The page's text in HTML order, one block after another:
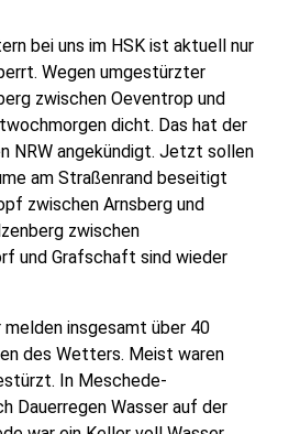
bei uns im HSK ist aktuell nur
Wegen umgestürzter
zwischen Oeventrop und
dicht. Das hat der
NRW angekündigt. Jetzt sollen
am Straßenrand beseitigt
zwischen Arnsberg und
zwischen
und Grafschaft sind wieder
melden insgesamt über 40
des Wetters. Meist waren
In Meschede-
Dauerregen Wasser auf der